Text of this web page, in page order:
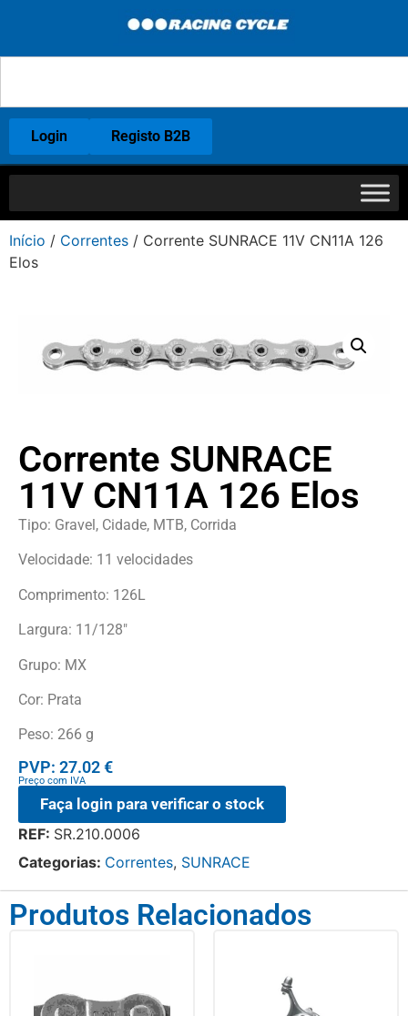
Login Registo B2B
Início / Correntes / Corrente SUNRACE 11V CN11A 126
Elos
Corrente SUNRACE
11V CN11A 126 Elos
Tipo: Gravel, Cidade, MTB, Corrida
Velocidade: 11 velocidades
Comprimento: 126L
Largura: 11/128″
Grupo: MX
Cor: Prata
Peso: 266 g
PVP: 27.02 €
Preço com IVA
Faça login para verificar o stock
REF: SR.210.0006
Categorias: Correntes, SUNRACE
Produtos Relacionados